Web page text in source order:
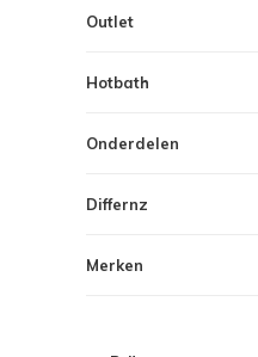
Outlet
Hotbath
Onderdelen
Differnz
Merken